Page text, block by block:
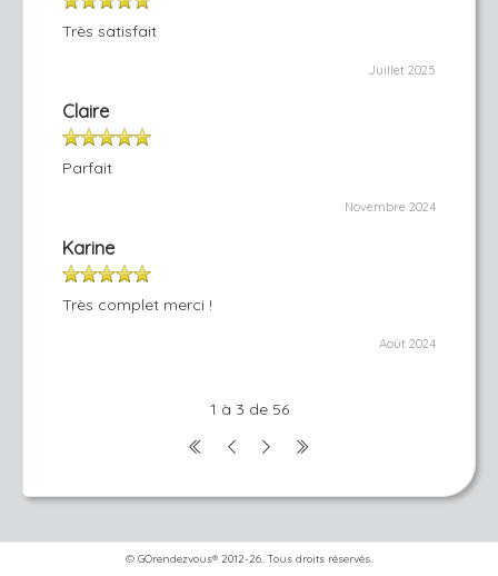
Très satisfait
Juillet 2025
Claire
Parfait
Novembre 2024
Karine
Très complet merci !
Août 2024
1 à 3 de 56
© GOrendezvous® 2012-26. Tous droits réservés.